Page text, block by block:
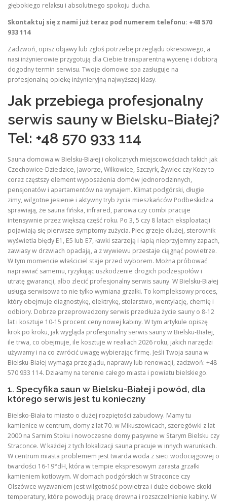
głębokiego relaksu i absolutnego spokoju ducha.
Skontaktuj się z nami już teraz pod numerem telefonu: +48 570
933 114
Zadzwoń, opisz objawy lub zgłoś potrzebę przeglądu okresowego, a
nasi inżynierowie przygotują dla Ciebie transparentną wycenę i dobiorą
dogodny termin serwisu. Twoje domowe spa zasługuje na
profesjonalną opiekę inżynieryjną najwyższej klasy.
Jak przebiega profesjonalny
serwis sauny w Bielsku-Białej?
Tel: +48 570 933 114
Sauna domowa w Bielsku-Białej i okolicznych miejscowościach takich jak
Czechowice-Dziedzice, Jaworze, Wilkowice, Szczyrk, Żywiec czy Kozy to
coraz częstszy element wyposażenia domów jednorodzinnych,
pensjonatów i apartamentów na wynajem. Klimat podgórski, długie
zimy, wilgotne jesienie i aktywny tryb życia mieszkańców Podbeskidzia
sprawiają, że sauna fińska, infrared, parowa czy combi pracuje
intensywnie przez większą część roku. Po 3, 5 czy 8 latach eksploatacji
pojawiają się pierwsze symptomy zużycia. Piec grzeje dłużej, sterownik
wyświetla błędy E1, E5 lub E7, ławki szarzeją i łapią nieprzyjemny zapach,
zawiasy w drzwiach opadają, a z wywiewu przestaje ciągnąć powietrze.
W tym momencie właściciel staje przed wyborem. Można próbować
naprawiać samemu, ryzykując uszkodzenie drogich podzespołów i
utratę gwarancji, albo zlecić profesjonalny serwis sauny. W Bielsku-Białej
usługa serwisowa to nie tylko wymiana grzałki. To kompleksowy proces,
który obejmuje diagnostykę, elektrykę, stolarstwo, wentylację, chemię i
odbiory. Dobrze przeprowadzony serwis przedłuża życie sauny o 8-12
lat i kosztuje 10-15 procent ceny nowej kabiny. W tym artykule opiszę
krok po kroku, jak wygląda profesjonalny serwis sauny w Bielsku-Białej,
ile trwa, co obejmuje, ile kosztuje w realiach 2026 roku, jakich narzędzi
używamy i na co zwrócić uwagę wybierając firmę. Jeśli Twoja sauna w
Bielsku-Białej wymaga przeglądu, naprawy lub renowacji, zadzwoń: +48
570 933 114. Działamy na terenie całego miasta i powiatu bielskiego.
1. Specyfika saun w Bielsku-Białej i powód, dla
którego serwis jest tu konieczny
Bielsko-Biała to miasto o dużej rozpiętości zabudowy. Mamy tu
kamienice w centrum, domy z lat 70. w Mikuszowicach, szeregówki z lat
2000 na Sarnim Stoku i nowoczesne domy pasywne w Starym Bielsku czy
Straconce. W każdej z tych lokalizacji sauna pracuje w innych warunkach.
W centrum miasta problemem jest twarda woda z sieci wodociągowej o
twardości 16-19°dH, która w tempie ekspresowym zarasta grzałki
kamieniem kotłowym. W domach podgórskich w Straconce czy
Olszówce wyzwaniem jest wilgotność powietrza i duże dobowe skoki
temperatury, które powodują pracę drewna i rozszczelnienie kabiny. W